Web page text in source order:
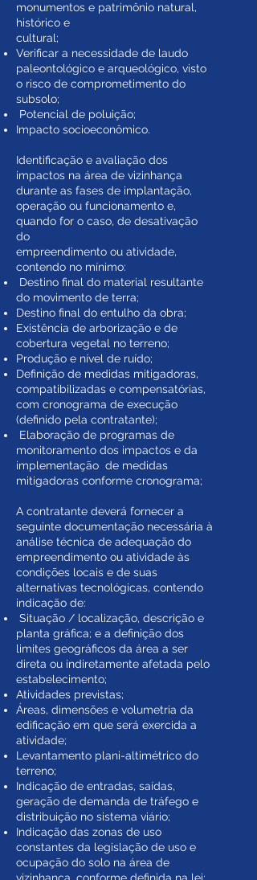
monumentos e patrimônio natural,
histórico e
cultural;
Verificar a necessidade de laudo
paleontológico e arqueológico, visto
o risco de comprometimento do
subsolo;
Potencial de poluição;
Impacto socioeconômico.
Identificação e avaliação dos
impactos na área de vizinhança
durante as fases de implantação,
operação ou funcionamento e,
quando for o caso, de desativação
do
empreendimento ou atividade,
contendo no mínimo:
Destino final do material resultante
do movimento de terra;
Destino final do entulho da obra;
Existência de arborização e de
cobertura vegetal no terreno;
Produção e nível de ruído;
Definição de medidas mitigadoras,
compatibilizadas e compensatórias,
com cronograma de execução
(definido pela contratante);
Elaboração de programas de
monitoramento dos impactos e da
implementação de medidas
mitigadoras conforme cronograma;
A contratante deverá fornecer a
seguinte documentação necessária à
análise técnica de adequação do
empreendimento ou atividade às
condições locais e de suas
alternativas tecnológicas, contendo
indicação de:
Situação / localização, descrição e
planta gráfica; e a definição dos
limites geográficos da área a ser
direta ou indiretamente afetada pelo
estabelecimento;
Atividades previstas;
Áreas, dimensões e volumetria da
edificação em que será exercida a
atividade;
Levantamento plani-altimétrico do
terreno;
Indicação de entradas, saídas,
geração de demanda de tráfego e
distribuição no sistema viário;
Indicação das zonas de uso
constantes da legislação de uso e
ocupação do solo na área de